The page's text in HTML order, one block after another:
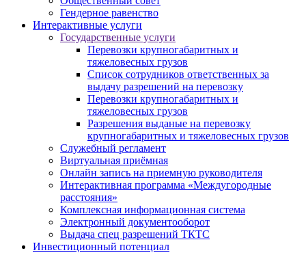
Гендерное равенство
Интерактивные услуги
Государственные услуги
Перевозки крупногабаритных и
тяжеловесных грузов
Список сотрудников ответственных за
выдачу разрешений на перевозку
Перевозки крупногабаритных и
тяжеловесных грузов
Разрешения выданые на перевозку
крупногабаритных и тяжеловесных грузов
Служебный регламент
Виртуальная приёмная
Онлайн запись на приемную руководителя
Интерактивная программа «Междугородные
расстояния»
Комплексная информационная система
Электронный документооборот
Выдача спец разрешений ТКТС
Инвестиционный потенциал